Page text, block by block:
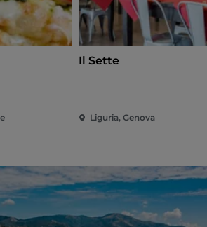
Il Sette
Liguria, Genova